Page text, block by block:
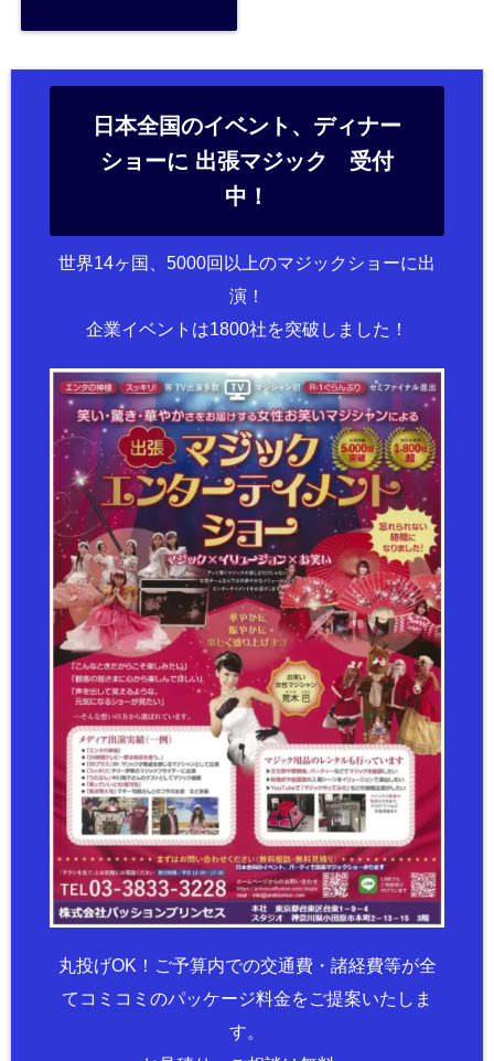
日本全国のイベント、ディナー
ショーに 出張マジック 受付
中！
世界14ヶ国、5000回以上のマジックショーに出
演！
企業イベントは1800社を突破しました！
丸投げOK！ご予算内での交通費・諸経費等が全
てコミコミのパッケージ料金をご提案いたしま
す。